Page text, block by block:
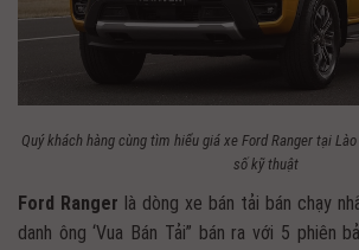
Quý khách hàng cùng tìm hiểu giá xe Ford Ranger tại
số kỹ thuật
Ford Ranger là dòng xe bán tải bán chạy
danh ông ‘Vua Bán Tải” bán ra với 5 phiên